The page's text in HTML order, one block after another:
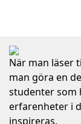
När man läser
man göra en
studenter som
erfarenheter i
inspireras.